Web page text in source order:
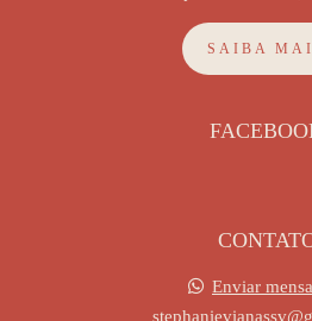
SAIBA
Enviar